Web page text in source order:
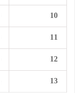
10
11
12
13